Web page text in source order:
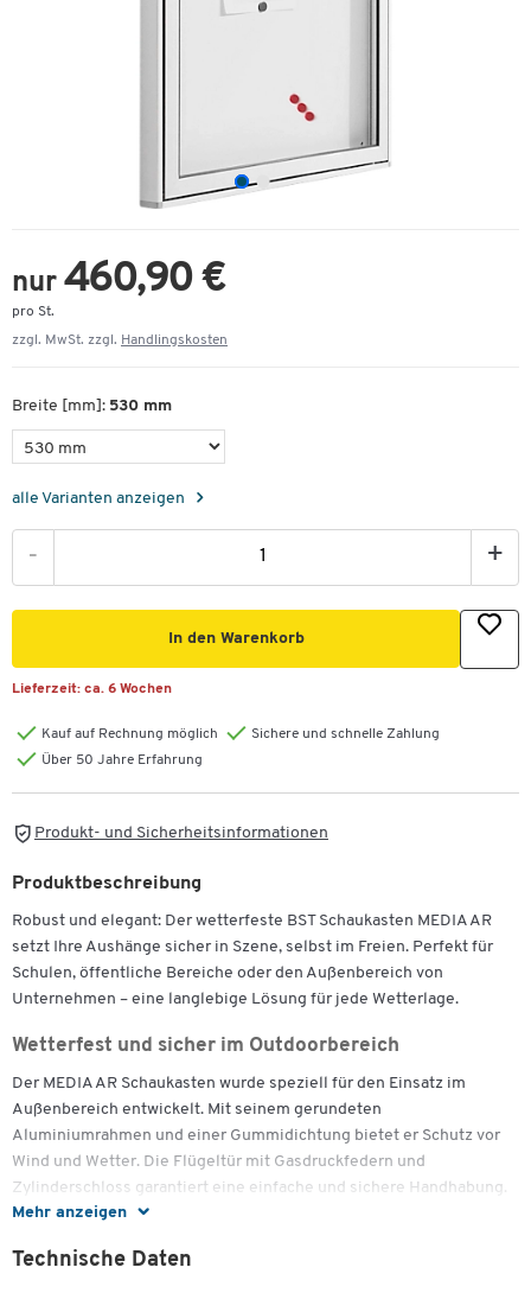
nur 460,90 €
pro St.
zzgl. MwSt. zzgl. Handlingskosten
Breite [mm]: 530 mm
alle Varianten anzeigen
- +
In den Warenkorb
Lieferzeit: ca. 6 Wochen
Kauf auf Rechnung möglich
Sichere und schnelle Zahlung
Über 50 Jahre Erfahrung
Produkt- und Sicherheitsinformationen
Mehr anzeigen
Produktbeschreibung
Robust und elegant: Der wetterfeste BST Schaukasten MEDIA AR
setzt Ihre Aushänge sicher in Szene, selbst im Freien. Perfekt für
Schulen, öffentliche Bereiche oder den Außenbereich von
Unternehmen – eine langlebige Lösung für jede Wetterlage.
Wetterfest und sicher im Outdoorbereich
Der MEDIA AR Schaukasten wurde speziell für den Einsatz im
Außenbereich entwickelt. Mit seinem gerundeten
Aluminiumrahmen und einer Gummidichtung bietet er Schutz vor
Wind und Wetter. Die Flügeltür mit Gasdruckfedern und
Zylinderschloss garantiert eine einfache und sichere Handhabung.
Technische Daten